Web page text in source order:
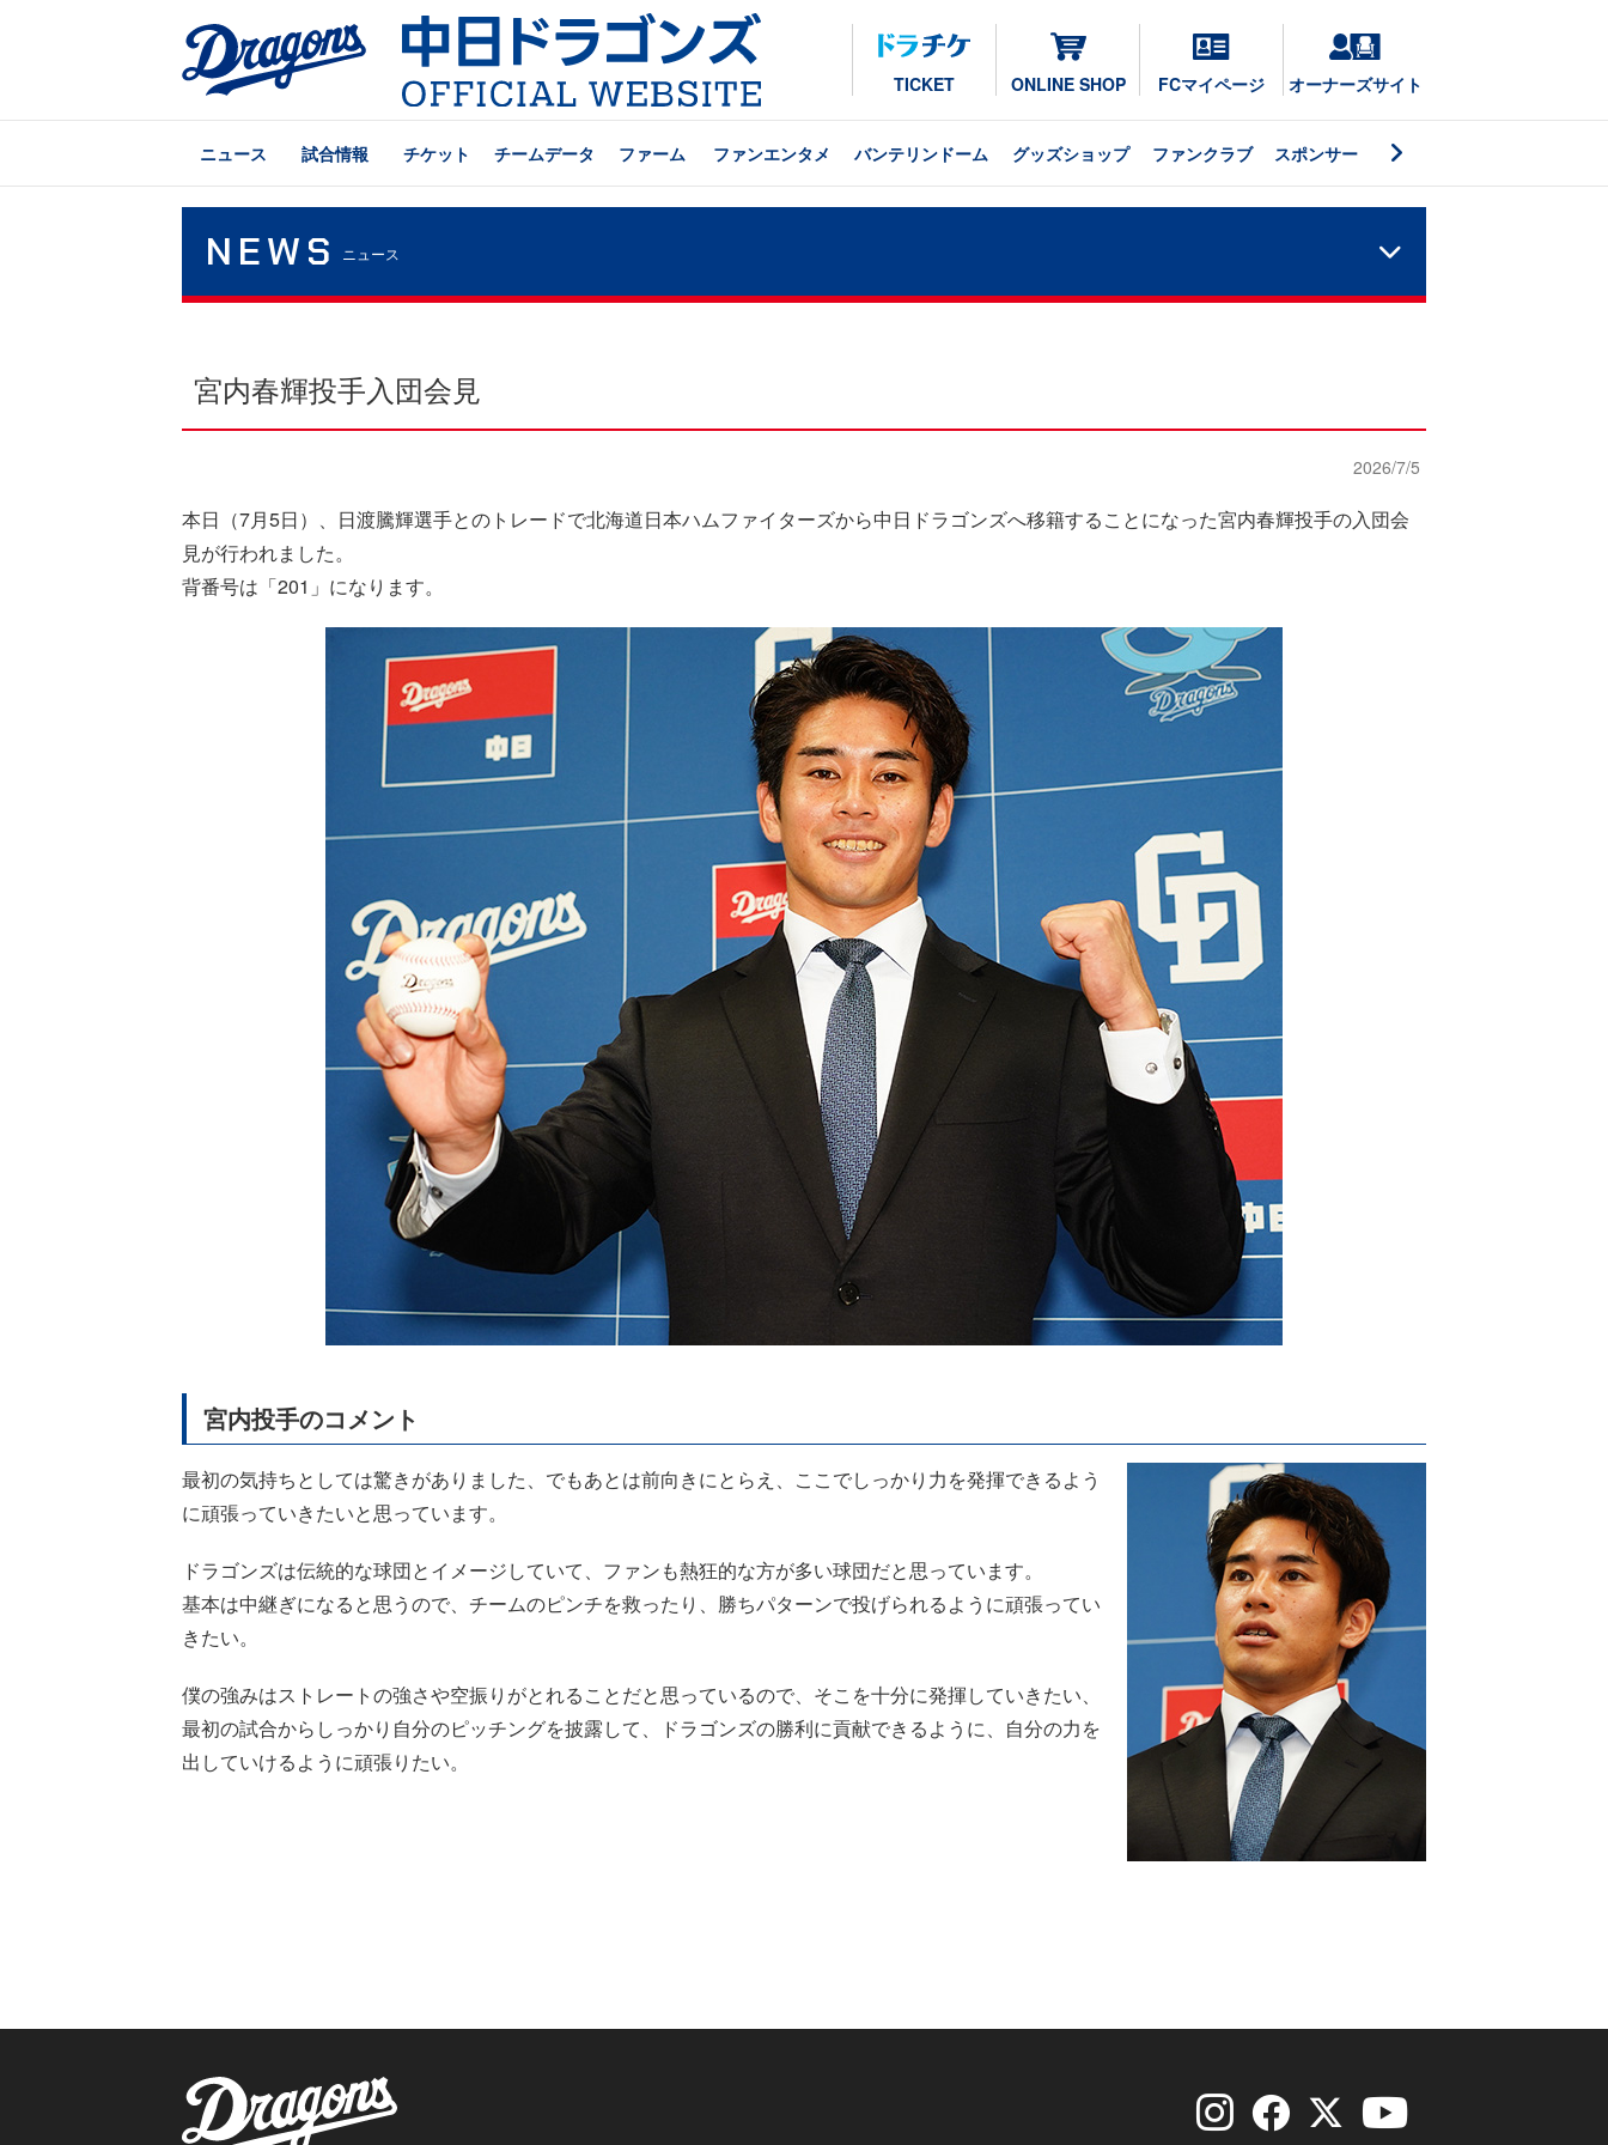
TICKET ONLINE SHOP FCマイページ オーナーズサイト
ニュース 試合情報 チケット チームデータ ファーム ファンエンタメ バンテリンドーム グッズショップ ファンクラブ スポンサー
NEWS ニュース
宮内春輝投手入団会見
2026/7/5
本日（7月5日）、日渡騰輝選手とのトレードで北海道日本ハムファイターズから中日ドラゴンズへ移籍することになった宮内春輝投手の入団会
見が行われました。
背番号は「201」になります。
宮内投手のコメント
最初の気持ちとしては驚きがありました、でもあとは前向きにとらえ、ここでしっかり力を発揮できるよう
に頑張っていきたいと思っています。
ドラゴンズは伝統的な球団とイメージしていて、ファンも熱狂的な方が多い球団だと思っています。
基本は中継ぎになると思うので、チームのピンチを救ったり、勝ちパターンで投げられるように頑張ってい
きたい。
僕の強みはストレートの強さや空振りがとれることだと思っているので、そこを十分に発揮していきたい、
最初の試合からしっかり自分のピッチングを披露して、ドラゴンズの勝利に貢献できるように、自分の力を
出していけるように頑張りたい。